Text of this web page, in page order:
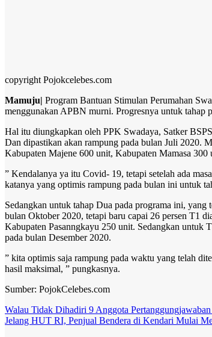
copyright Pojokcelebes.com
Mamuju| Program Bantuan Stimulan Perumahan
menggunakan APBN murni. Progresnya untuk tahap
Hal itu diungkapkan oleh PPK Swadaya, Satker
Dan dipastikan akan rampung pada bulan Juli 2020.
Kabupaten Majene 600 unit, Kabupaten Mamasa
” Kendalanya ya itu Covid- 19, tetapi setelah ada
katanya yang optimis rampung pada bulan ini untuk
Sedangkan untuk tahap Dua pada programa ini,
bulan Oktober 2020, tetapi baru capai 26 persen T1
Kabupaten Pasanngkayu 250 unit. Sedangkan untuk
pada bulan Desember 2020.
” kita optimis saja rampung pada waktu yang telah
hasil maksimal, ” pungkasnya.
Sumber: PojokCelebes.com
Post
navigation
Walau Tidak Dihadiri 9 Anggota
Jelang HUT RI, Penjual Bendera di Kendari Mulai